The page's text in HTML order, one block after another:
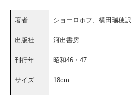
著者 ショーロホフ、横田瑞穂訳
出版社 河出書房
刊行年 昭和46・47
サイズ 18cm